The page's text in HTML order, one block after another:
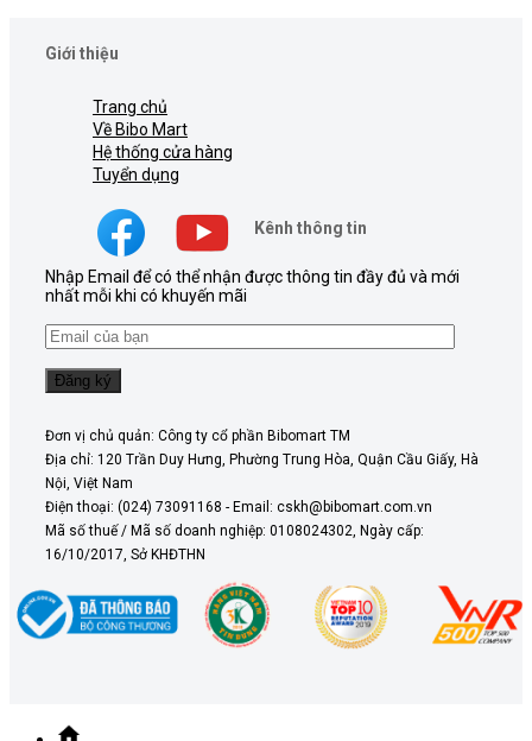
Giới thiệu
Trang chủ
Về Bibo Mart
Hệ thống cửa hàng
Tuyển dụng
Kênh thông tin
Nhập Email để có thể nhận được thông tin đầy đủ và mới
nhất mỗi khi có khuyến mãi
Đơn vị chủ quản: Công ty cổ phần Bibomart TM
Địa chỉ: 120 Trần Duy Hưng, Phường Trung Hòa, Quận Cầu Giấy, Hà
Nội, Việt Nam
Điện thoại: (024) 73091168 - Email: cskh@bibomart.com.vn
Mã số thuế / Mã số doanh nghiệp: 0108024302, Ngày cấp:
16/10/2017, Sở KHĐTHN